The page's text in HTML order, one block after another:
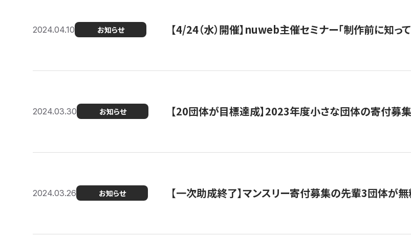
2024.04.10 お知らせ 【4/24（水）開催】nuweb主催セミナー「制作前に知
2024.03.30 お知らせ 【20団体が目標達成】2023年度小さな団体の寄付募
2024.03.26 お知らせ 【一次助成終了】マンスリー寄付募集の先輩3団体が